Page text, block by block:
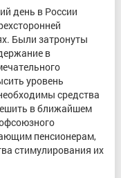
день в России
Были затронуты
в
уровень
средства
в ближайшем
пенсионерам,
стимулирования их